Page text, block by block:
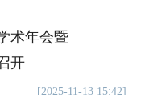
术年会暨
开
[2025-11-13 15:42]